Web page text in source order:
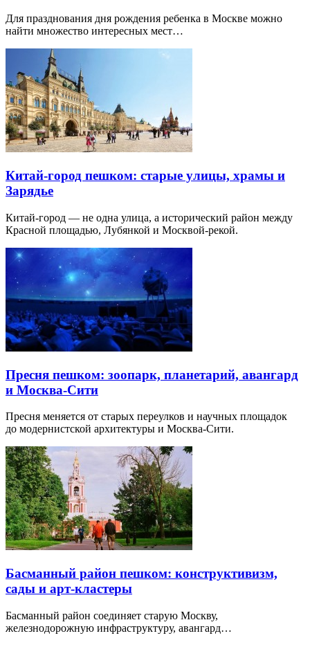
Для празднования дня рождения ребенка в Москве можно
найти множество интересных мест…
Китай-город пешком: старые улицы, храмы и
Зарядье
Китай-город — не одна улица, а исторический район между
Красной площадью, Лубянкой и Москвой-рекой.
Пресня пешком: зоопарк, планетарий, авангард
и Москва-Сити
Пресня меняется от старых переулков и научных площадок
до модернистской архитектуры и Москва-Сити.
Басманный район пешком: конструктивизм,
сады и арт-кластеры
Басманный район соединяет старую Москву,
железнодорожную инфраструктуру, авангард…